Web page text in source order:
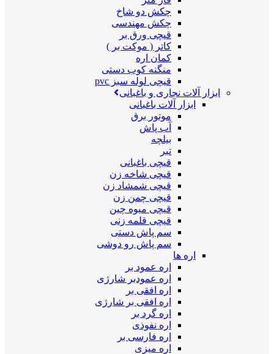
چکش دو شاخ
چکش مهندسی
قیچی ورق بر
کاتر ( موکت بر )
کمان اره
منگنه کوب دستی
قیچی لوله سبز pvc
ابزار آلات نجاری و باغبانی
ابزار آلات باغبانی
موتور برق
آب پاش
بیلچه
تبر
قیچی باغبانی
قیچی شاخه زن
قیچی شمشاد زن
قیچی چمن زن
قیچی میوه چین
قیچی قلمه زنی
سم پاش دستی
سم پاش رو دوشی
اره ها
اره عمود بر
اره عمودبر شارژی
اره افقی بر
اره افقی بر شارژی
اره گرد بر
اره نفوذی
اره فارسی بر
اره میزی